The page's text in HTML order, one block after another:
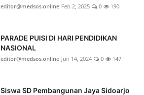
editor@medsos.online Feb 2, 2025 0 190
PARADE PUISI DI HARI PENDIDIKAN
NASIONAL
editor@medsos.online Jun 14, 2024 0 147
Siswa SD Pembangunan Jaya Sidoarjo